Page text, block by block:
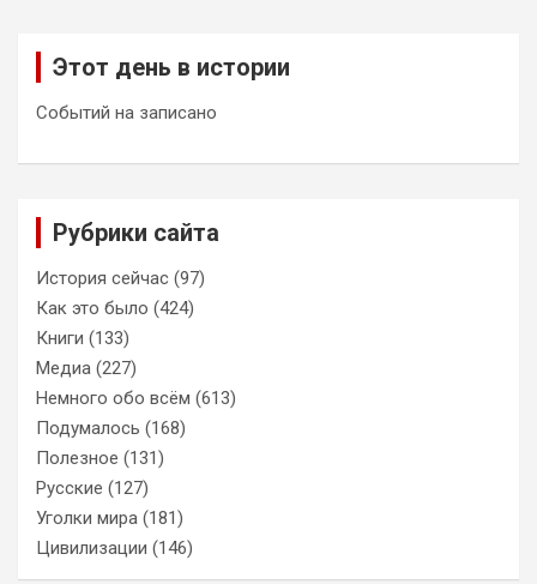
Этот день в истории
Событий на записано
Рубрики сайта
История сейчас (97)
Как это было (424)
Книги (133)
Медиа (227)
Немного обо всём (613)
Подумалось (168)
Полезное (131)
Русские (127)
Уголки мира (181)
Цивилизации (146)